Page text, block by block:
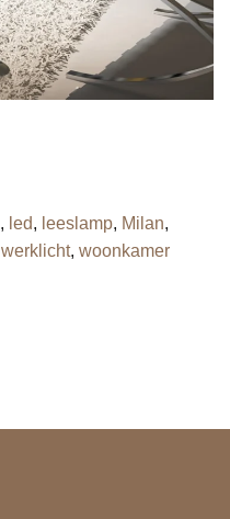
, led, leeslamp, Milan,
werklicht, woonkamer